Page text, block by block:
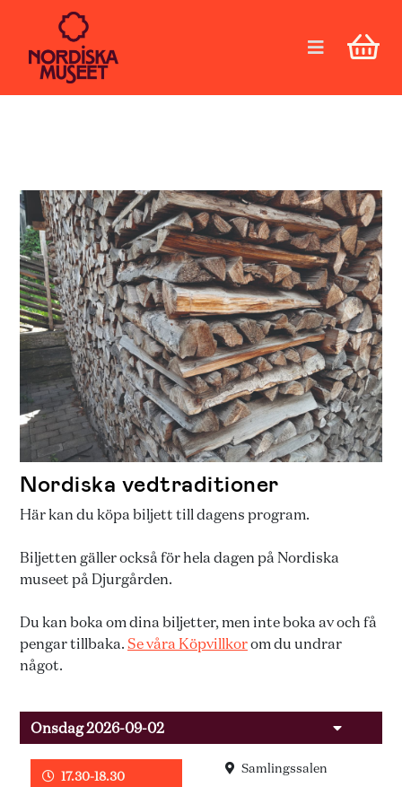
Nordiska vedtraditioner
Här kan du köpa biljett till dagens program.
Biljetten gäller också för hela dagen på Nordiska
museet på Djurgården.
Du kan boka om dina biljetter, men inte boka av och få
pengar tillbaka. Se våra Köpvillkorom du undrar
något.
Onsdag 2026-09-02
17.30-18.30 Samlingssalen